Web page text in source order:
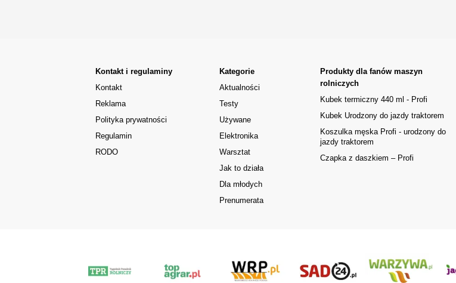
Kontakt i regulaminy
Kontakt
Reklama
Polityka prywatności
Regulamin
RODO
Kategorie
Aktualności
Testy
Używane
Elektronika
Warsztat
Jak to działa
Dla młodych
Prenumerata
Produkty dla fanów maszyn
rolniczych
Kubek termiczny 440 ml - Profi
Kubek Urodzony do jazdy traktorem
Koszulka męska Profi - urodzony do
jazdy traktorem
Czapka z daszkiem – Profi